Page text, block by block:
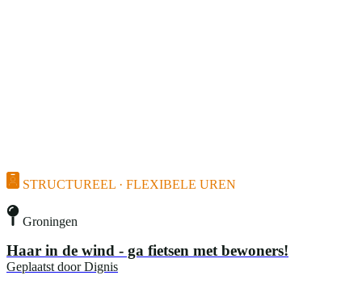
STRUCTUREEL · FLEXIBELE UREN
Groningen
Haar in de wind - ga fietsen met bewoners!
Geplaatst door Dignis